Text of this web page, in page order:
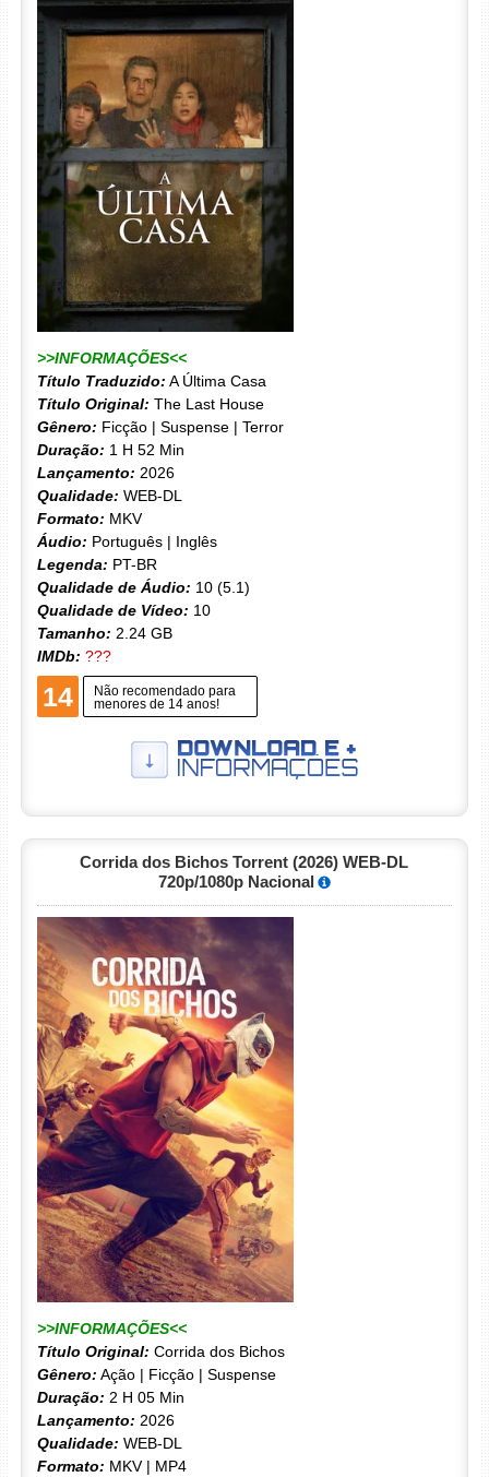
>>INFORMAÇÕES<<
Título Traduzido: A Última Casa
Título Original: The Last House
Gênero: Ficção | Suspense | Terror
Duração: 1 H 52 Min
Lançamento: 2026
Qualidade: WEB-DL
Formato: MKV
Áudio: Português | Inglês
Legenda: PT-BR
Qualidade de Áudio: 10 (5.1)
Qualidade de Vídeo: 10
Tamanho: 2.24 GB
IMDb: ???
14
Não recomendado para
menores de 14 anos!
Corrida dos Bichos Torrent (2026) WEB-DL
720p/1080p Nacional
>>INFORMAÇÕES<<
Título Original: Corrida dos Bichos
Gênero: Ação | Ficção | Suspense
Duração: 2 H 05 Min
Lançamento: 2026
Qualidade: WEB-DL
Formato: MKV | MP4